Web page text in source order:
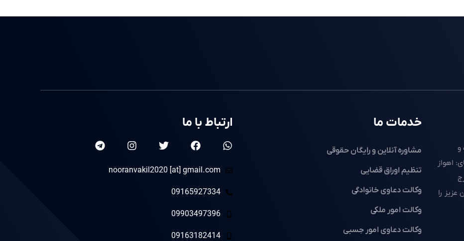
و
اهواز
عزیز را
خدمات ما
مشاوره آنلاین و رایگان حقوقی
تنظیم اوراق قضایی
وکالت دعاوی خانوادگی
وکالت امور ملکی
وکالت دعاوی امور حِسبی
ارتباط با ما
nooranvakil2020 [at] gmail.com
09165927334
09903497396
09163182414